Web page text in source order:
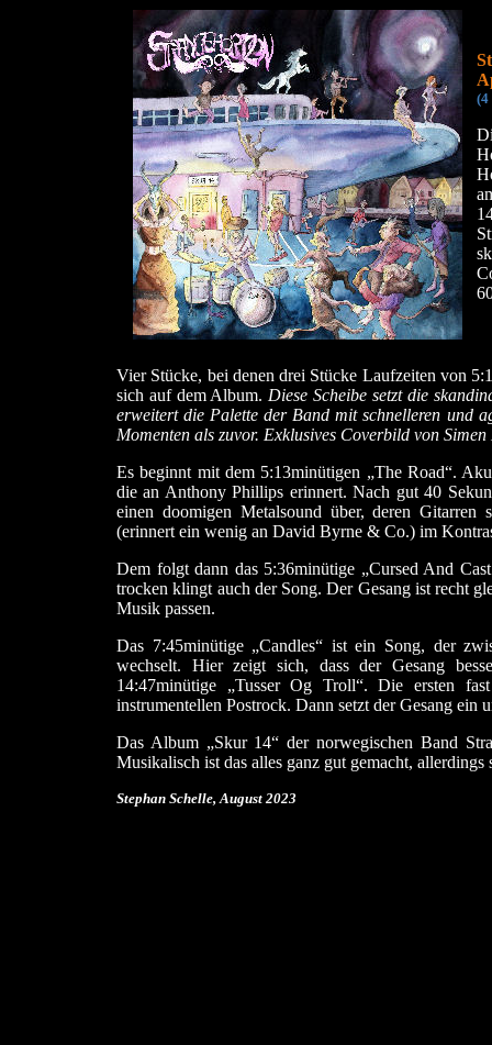
(4
Vier Stücke, bei denen drei Stücke Laufzeiten von
sich auf dem Album. Diese Scheibe setzt die
erweitert die Palette der Band mit schnelleren und
Momenten als zuvor. Exklusives Coverbild von
Es beginnt mit dem 5:13minütigen „The Road“.
die an Anthony Phillips erinnert. Nach gut 40
einen doomigen Metalsound über, deren
(erinnert ein wenig an David Byrne & Co.) im
Dem folgt dann das 5:36minütige „Cursed And
trocken klingt auch der Song. Der Gesang ist recht
Musik passen.
Das 7:45minütige „Candles“ ist ein Song, der
wechselt. Hier zeigt sich, dass der Gesang
14:47minütige „Tusser Og Troll“. Die ersten
instrumentellen Postrock. Dann setzt der Gesang
Das Album „Skur 14“ der norwegischen Band
Musikalisch ist das alles ganz gut gemacht,
Stephan Schelle, August 2023